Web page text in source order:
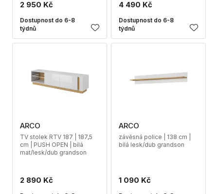
2 950 Kč
Dostupnost do 6-8
týdnů
4 490 Kč
Dostupnost do 6-8
týdnů
ARCO
TV stolek RTV 187 | 187,5
cm | PUSH OPEN | bílá
mat/lesk/dub grandson
2 890 Kč
ARCO
závěsná police | 138 cm |
bílá lesk/dub grandson
1 090 Kč